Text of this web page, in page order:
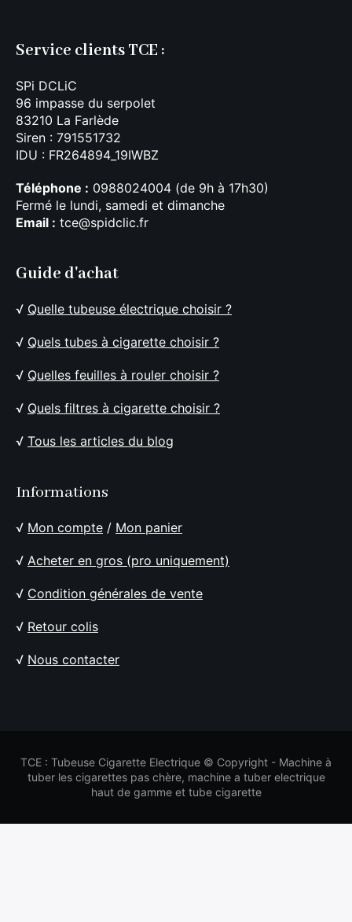
Service clients TCE :
SPi DCLiC
96 impasse du serpolet
83210 La Farlède
Siren : 791551732
IDU : FR264894_19IWBZ
Téléphone : 0988024004 (de 9h à 17h30)
Fermé le lundi, samedi et dimanche
Email : tce@spidclic.fr
Guide d'achat
√ Quelle tubeuse électrique choisir ?
√ Quels tubes à cigarette choisir ?
√ Quelles feuilles à rouler choisir ?
√ Quels filtres à cigarette choisir ?
√ Tous les articles du blog
Informations
√ Mon compte / Mon panier
√ Acheter en gros (pro uniquement)
√ Condition générales de vente
√ Retour colis
√ Nous contacter
TCE : Tubeuse Cigarette Electrique © Copyright - Machine à
tuber les cigarettes pas chère, machine a tuber electrique
haut de gamme et tube cigarette